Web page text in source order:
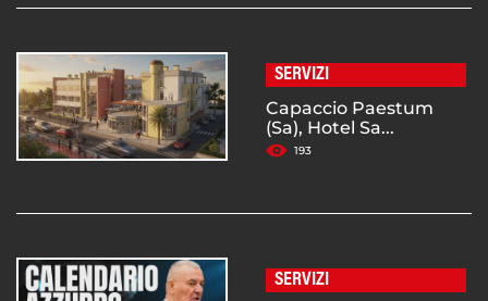
SERVIZI
Capaccio Paestum
(Sa), Hotel Sa...
193
SERVIZI